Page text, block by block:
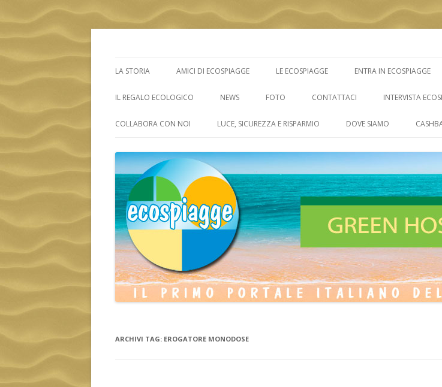
al
LA STORIA AMICI DI ECOSPIAGGE LE ECOSPIAGGE ENTRA IN ECOSPIAGGE
IL REGALO ECOLOGICO NEWS FOTO CONTATTACI INTERVISTA
COLLABORA CON NOI LUCE, SICUREZZA E RISPARMIO DOVE SIAMO
ARCHIVI TAG: EROGATORE MONODOSE